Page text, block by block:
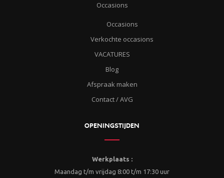
Occasions
Occasions
Verkochte occasions
VACATURES
Blog
Afspraak maken
Contact / AVG
OPENINGSTIJDEN
Werkplaats :
Maandag t/m vrijdag 8:00 t/m 17:30 uur